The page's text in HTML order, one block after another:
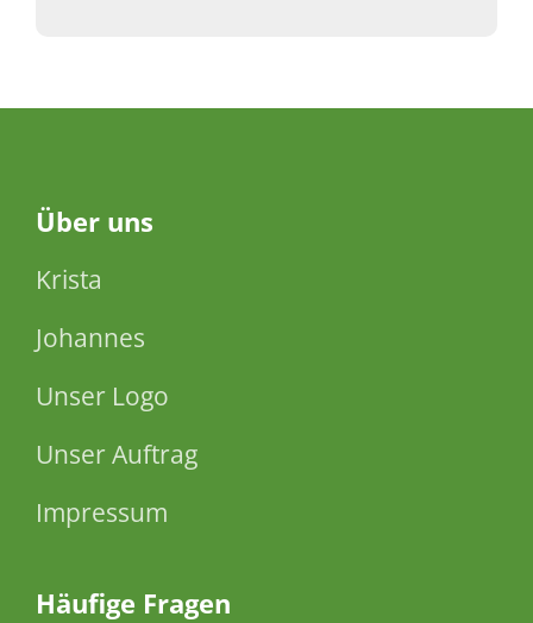
Über uns
Krista
Johannes
Unser Logo
Unser Auftrag
Impressum
Häufige Fragen